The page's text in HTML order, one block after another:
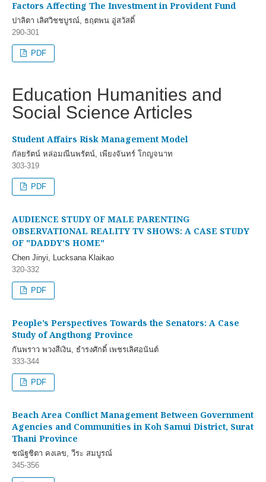
Factors Affecting The Investment in Provident Fund
ปาลิตา เลิศวิชชบูรณ์, ธฤตพน อู่สวัสดิ์
290-301
PDF
Education Humanities and
Social Science Articles
Student Affairs Risk Management Model
กัลยรัตน์ หล่อมณีนพรัตน์, เพียงจันทร์ โกญจนาท
303-319
PDF
AUDIENCE STUDY OF MALE PARENTING
OBSERVATIONAL REALITY TV SHOWS: A CASE STUDY
OF "DADDY'S HOME"
Chen Jinyi, Lucksana Klaikao
320-332
PDF
People’s Perspectives Towards the Senators: A Case
Study of Angthong Province
กันพราว พวงสีเงิน, ธำรงศักดิ์ เพชรเลิศอนันต์
333-344
PDF
Beach Area Conflict Management Between Government
Agencies and Communities in Koh Samui District, Surat
Thani Province
ชณัฐชิตา คงเลข, วีระ สมบูรณ์
345-356